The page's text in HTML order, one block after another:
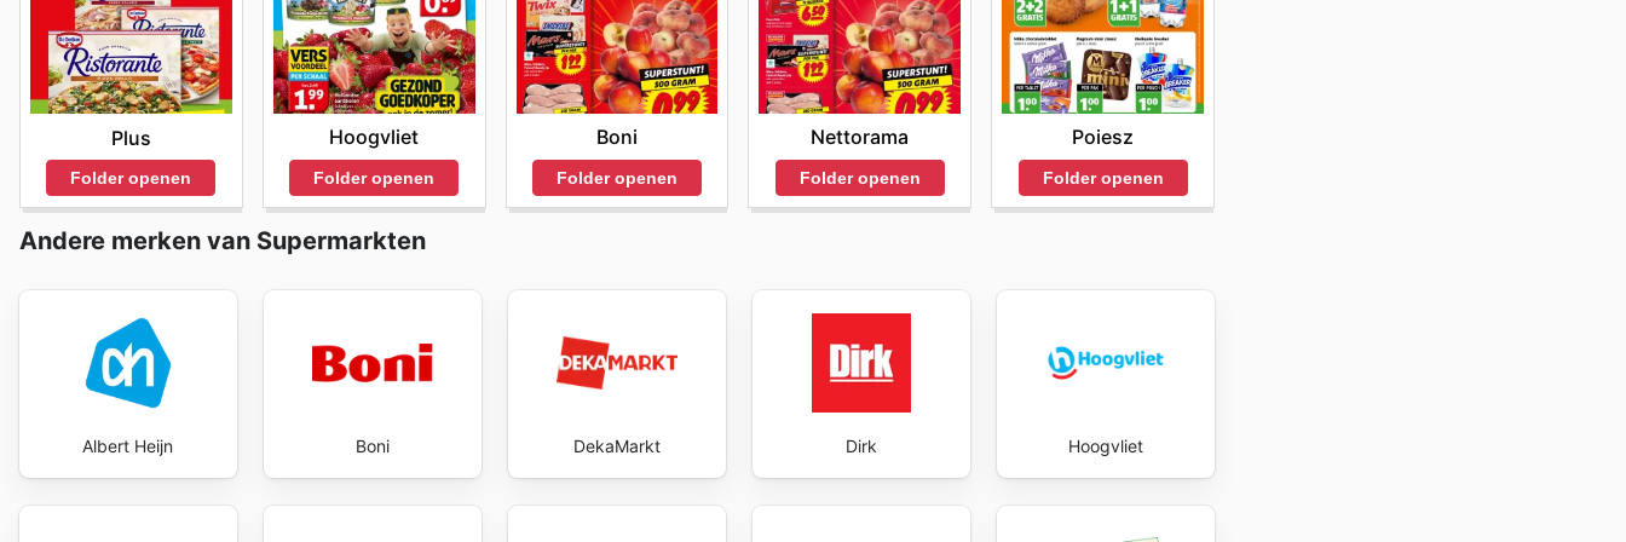
budget effectiever beheren en meer waar voor hun geld krijgen. Het is een slimme strategie om een gewoonte te maken
van het bekijken van de laatsteSuper Dirck 3 sales om nooit een geweldige aanbieding te missen. Deze proactieve
benadering van winkelen garandeert dat consumenten altijd de beste waarde krijgen. Visit Super Dirck 3's website today
to explore the best deals and start saving now.
Plus
Folder openen
Hoogvliet
Folder openen
Boni
Folder openen
Nettorama
Folder openen
Poiesz
Folder openen
Andere merken van Supermarkten
Albert Heijn Boni DekaMarkt Dirk Hoogvliet